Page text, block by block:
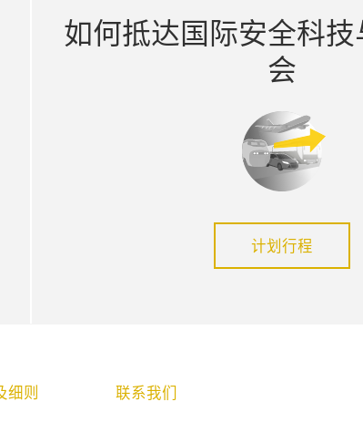
如何抵达国际安全科
会
计划行程
细则 联系我们